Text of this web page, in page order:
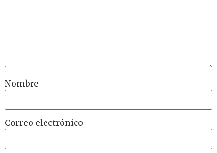
Nombre
Correo electrónico